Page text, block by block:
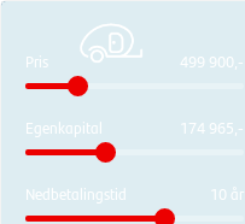
499 900,-
Pris
174 965,-
Egenkapital
10 år
Nedbetalingstid